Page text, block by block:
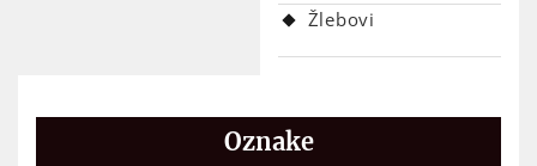
Žlebovi
Oznake